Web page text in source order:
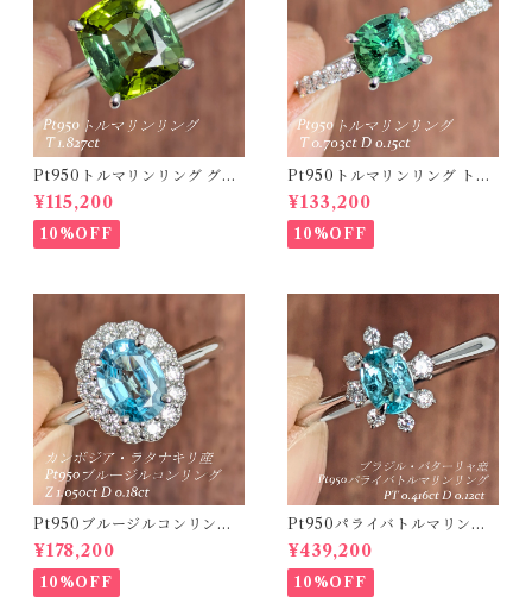
Pt950トルマリンリング グリ
ーントルマリン 1.827ct 【PR
O208635】
¥115,200
10%OFF
Pt950トルマリンリング トル
マリン 0.703ct ダイヤモンド
0.15ct【PRO208634】
¥133,200
10%OFF
Pt950ブルージルコンリング
カンボジア・ラタナキリ産 ブ
ルージルコン 1.050ct ダイヤ
モンド 0.18ct【PRO20868
4】
¥178,200
10%OFF
Pt950パライバトルマリンリ
ング ブラジル・バターリャ産
パライバトルマリン 0.416ct
ダイヤモンド 0.12ct【PRO2
07538】
¥439,200
10%OFF